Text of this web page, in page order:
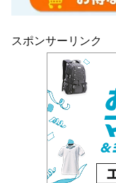
スポンサーリンク